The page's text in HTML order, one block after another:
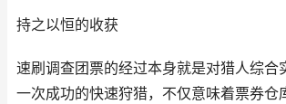
持之以恒的收获
速刷调查团票的经过本身就是对猎人综合
一次成功的快速狩猎，不仅意味着票券仓